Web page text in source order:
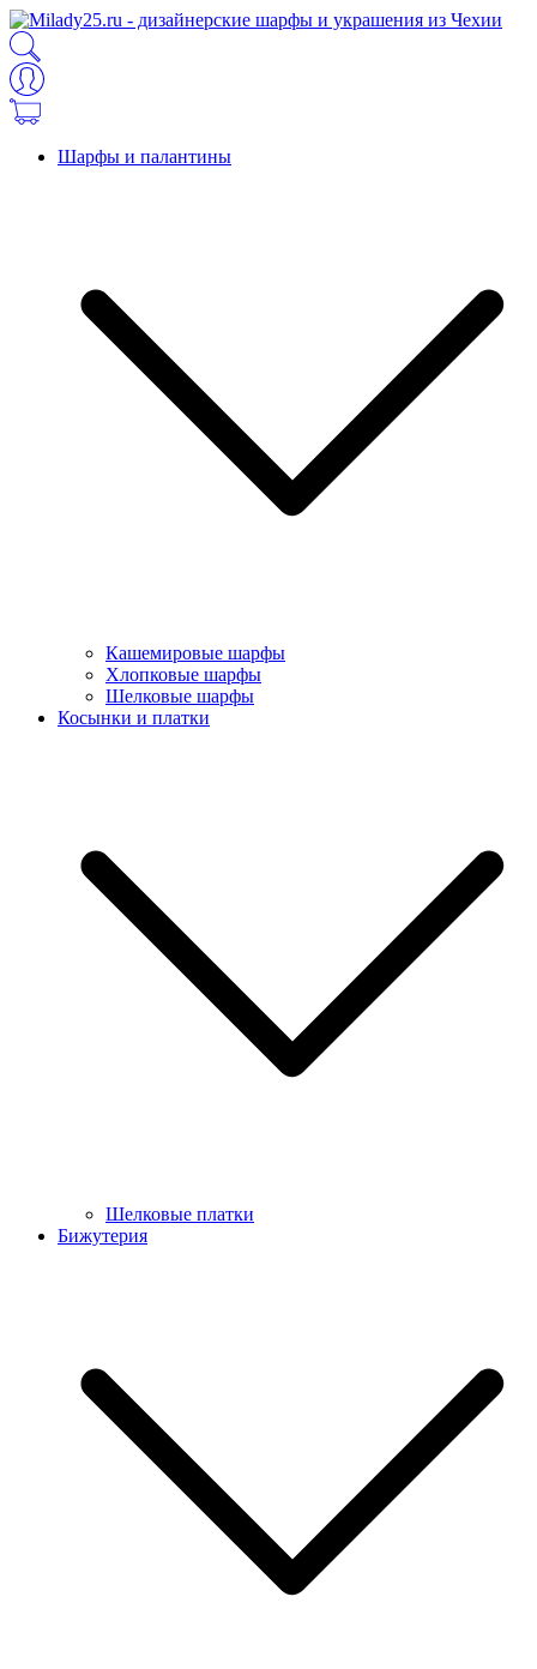
Шарфы и палантины
Кашемировые шарфы
Хлопковые шарфы
Шелковые шарфы
Косынки и платки
Шелковые платки
Бижутерия